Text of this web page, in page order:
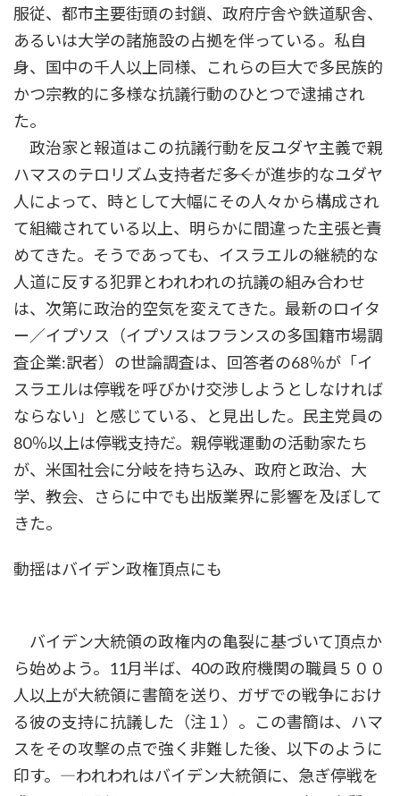
服従、都市主要街頭の封鎖、政府庁舎や鉄道駅舎、
あるいは大学の諸施設の占拠を伴っている。私自
身、国中の千人以上同様、これらの巨大で多民族的
かつ宗教的に多様な抗議行動のひとつで逮捕され
た。
政治家と報道はこの抗議行動を反ユダヤ主義で親
ハマスのテロリズム支持者だ――多くが進歩的なユダヤ
人によって、時として大幅にその人々から構成され
て組織されている以上、明らかに間違った主張――と責
めてきた。そうであっても、イスラエルの継続的な
人道に反する犯罪とわれわれの抗議の組み合わせ
は、次第に政治的空気を変えてきた。最新のロイタ
ー／イプソス（イプソスはフランスの多国籍市場調
査企業:訳者）の世論調査は、回答者の68％が「イ
スラエルは停戦を呼びかけ交渉しようとしなければ
ならない」と感じている、と見出した。民主党員の
80％以上は停戦支持だ。親停戦運動の活動家たち
が、米国社会に分岐を持ち込み、政府と政治、大
学、教会、さらに中でも出版業界に影響を及ぼして
きた。
動揺はバイデン政権頂点にも
バイデン大統領の政権内の亀裂に基づいて頂点か
ら始めよう。11月半ば、40の政府機関の職員５００
人以上が大統領に書簡を送り、ガザでの戦争におけ
る彼の支持に抗議した（注１）。この書簡は、ハマ
スをその攻撃の点で強く非難した後、以下のように
印す。―われわれはバイデン大統領に、急ぎ停戦を